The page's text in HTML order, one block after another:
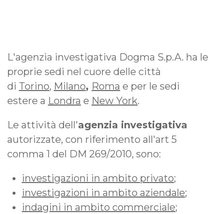
L'agenzia investigativa Dogma S.p.A. ha le
proprie sedi nel cuore delle città
di Torino, Milano, Roma e per le sedi
estere a Londra e New York.
Le attività dell'agenzia investigativa
autorizzate, con riferimento all'art 5
comma 1 del DM 269/2010, sono:
investigazioni in ambito privato;
investigazioni in ambito aziendale;
indagini in ambito commerciale;